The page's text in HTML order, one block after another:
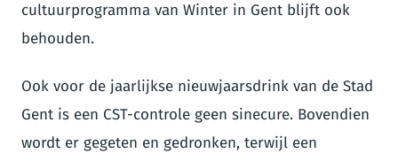
cultuurprogramma van Winter in Gent blijft ook
behouden.
Ook voor de jaarlijkse nieuwjaarsdrink van de Stad
Gent is een CST-controle geen sinecure. Bovendien
wordt er gegeten en gedronken, terwijl een